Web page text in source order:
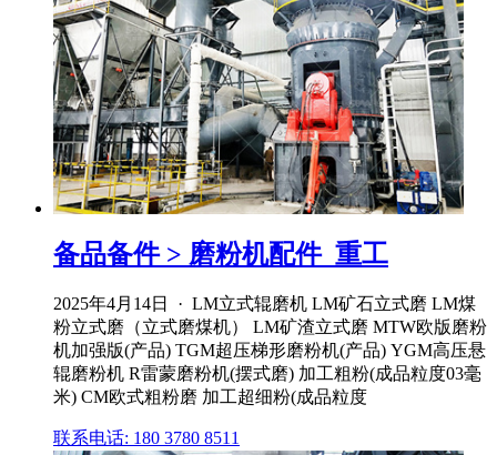
备品备件 > 磨粉机配件_重工
2025年4月14日 · LM立式辊磨机 LM矿石立式磨 LM煤
粉立式磨（立式磨煤机） LM矿渣立式磨 MTW欧版磨粉
机加强版(产品) TGM超压梯形磨粉机(产品) YGM高压悬
辊磨粉机 R雷蒙磨粉机(摆式磨) 加工粗粉(成品粒度03毫
米) CM欧式粗粉磨 加工超细粉(成品粒度
联系电话: 180 3780 8511